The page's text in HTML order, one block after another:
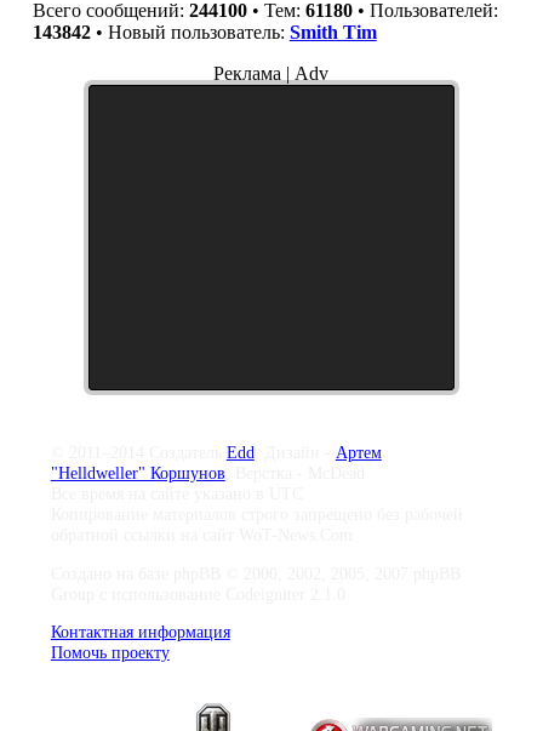
Всего сообщений: 244100• Тем: 61180• Пользователей:
143842• Новый пользователь: Smith Tim
Реклама | Adv
Edd
Артем
"Helldweller" Коршунов
Контактная информация
Помочь проекту